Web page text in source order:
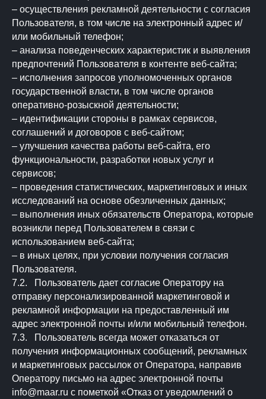
– осуществления рекламной деятельности с согласия
Пользователя, в том числе на электронный адрес и/
или мобильный телефон;
– анализа поведенческих характеристик и выявления
предпочтений Пользователя в контенте веб-сайта;
– исполнения запросов уполномоченных органов
государственной власти, в том числе органов
оперативно-розыскной деятельности;
– идентификации стороны в рамках сервисов,
соглашений и договоров с веб-сайтом;
– улучшения качества работы веб-сайта, его
функциональности, разработки новых услуг и
сервисов;
– проведения статистических, маркетинговых и иных
исследований на основе обезличенных данных;
– выполнения иных обязательств Оператора, которые
возникли перед Пользователем в связи с
использованием веб-сайта;
– в иных целях, при условии получения согласия
Пользователя.
7.2. Пользователь дает согласие Оператору на
отправку персонализированной маркетинговой и
рекламной информации на предоставленный им
адрес электронной почты и/или мобильный телефон.
7.3. Пользователь всегда может отказаться от
получения информационных сообщений, рекламных
и маркетинговых рассылок от Оператора, направив
Оператору письмо на адрес электронной почты
info@maar.ru с пометкой «Отказ от уведомлений о